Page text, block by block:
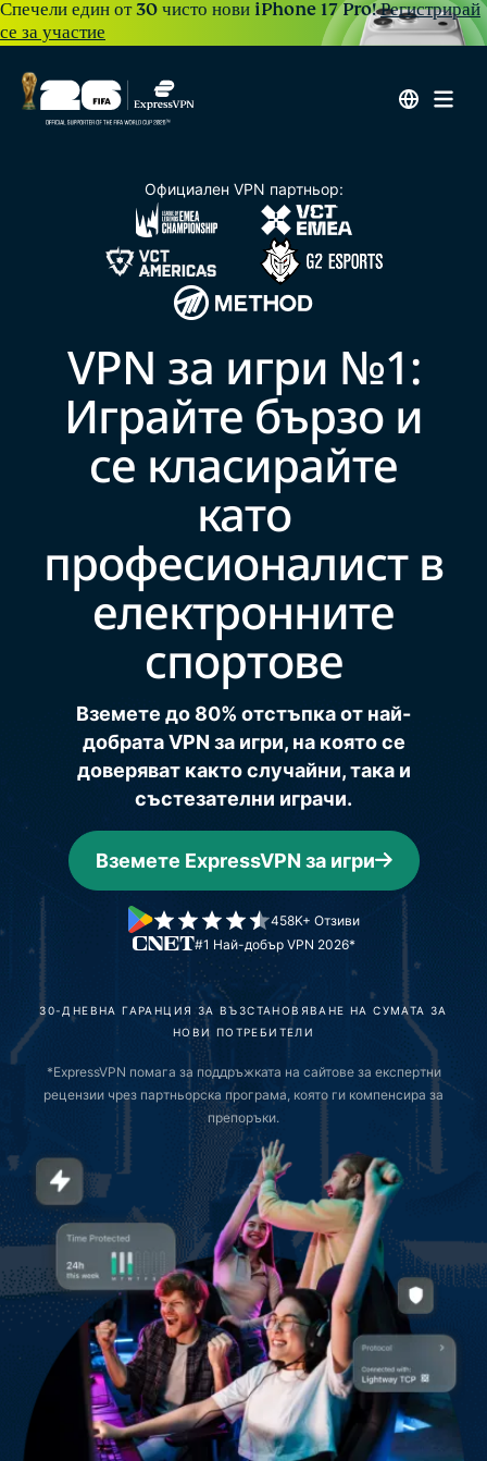
Спечели един от 30 чисто нови iPhone 17 Pro!Регистрирай
се за участие
Официален VPN партньор:
VPN за игри №1:
Играйте бързо и
се класирайте
като
професионалист в
електронните
спортове
Вземете до 80% отстъпка от най-
добрата VPN за игри, на която се
доверяват както случайни, така и
състезателни играчи.
Вземете ExpressVPN за игри
#1 Най-добър VPN 2026*
458K+ Отзиви
30-ДНЕВНА ГАРАНЦИЯ ЗА ВЪЗСТАНОВЯВАНЕ НА СУМАТА ЗА
НОВИ ПОТРЕБИТЕЛИ
*ExpressVPN помага за поддръжката на сайтове за експертни
рецензии чрез партньорска програма, която ги компенсира за
препоръки.